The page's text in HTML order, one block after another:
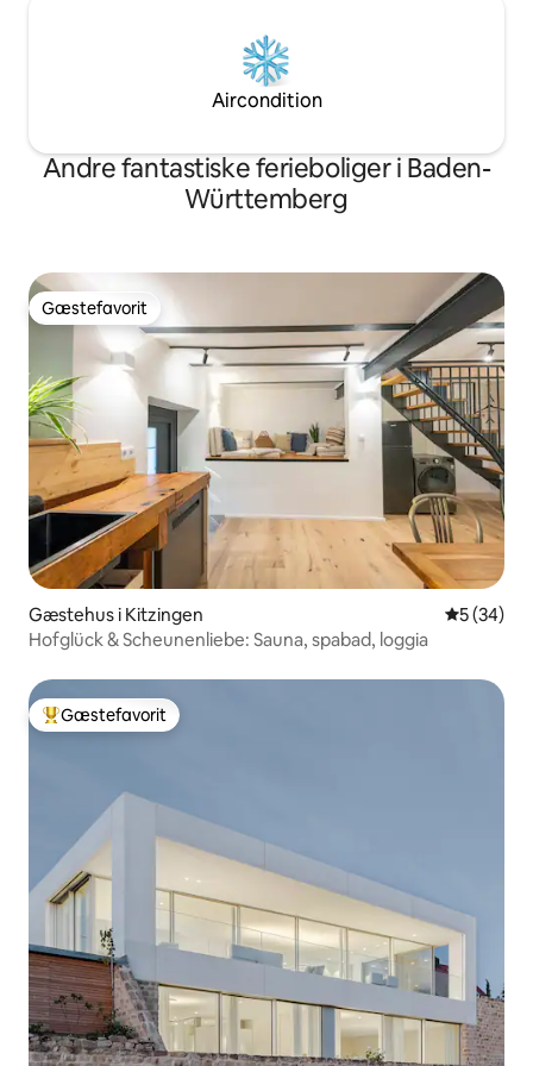
Aircondition
Andre fantastiske ferieboliger i Baden-
Württemberg
Gæstefavorit
Gæstefavorit
Gæstehus i Kitzingen 5 ud af 5 i
5 (34)
Hofglück & Scheunenliebe: Sauna, spabad, loggia
Bedste gæstefavorit
Gæstefavorit